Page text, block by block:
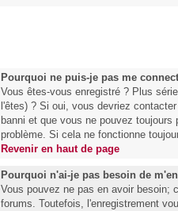
Pourquoi ne puis-je pas me
Vous êtes-vous enregistré ? Plus
l'êtes) ? Si oui, vous devriez
banni et que vous ne pouvez
problème. Si cela ne fonctionne
Revenir en haut de page
Pourquoi n'ai-je pas besoin de
Vous pouvez ne pas en avoir besoin;
forums. Toutefois, l'enregistrement